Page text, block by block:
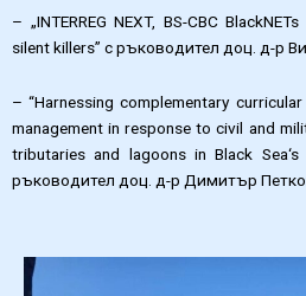
– „INTERREG NEXT, BS-CBC
silent killers” с ръководител доц. д-р
– “Harnessing complementary
management in response to civil and
tributaries and lagoons in Black
ръководител доц. д-р Димитър